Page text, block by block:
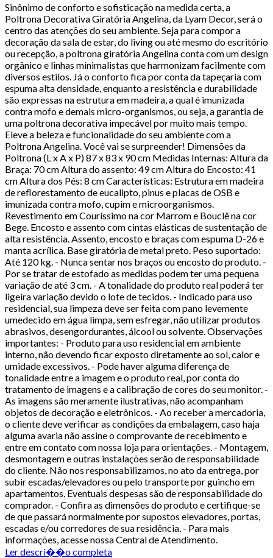
Sinônimo de conforto e sofisticação na medida certa, a
Poltrona Decorativa Giratória Angelina, da Lyam Decor, será o
centro das atenções do seu ambiente. Seja para compor a
decoração da sala de estar, do living ou até mesmo do escritório
ou recepção, a poltrona giratória Angelina conta com um design
orgânico e linhas minimalistas que harmonizam facilmente com
diversos estilos. Já o conforto fica por conta da tapeçaria com
espuma alta densidade, enquanto a resistência e durabilidade
são expressas na estrutura em madeira, a qual é imunizada
contra mofo e demais micro-organismos, ou seja, a garantia de
uma poltrona decorativa impecável por muito mais tempo.
Eleve a beleza e funcionalidade do seu ambiente com a
Poltrona Angelina. Você vai se surpreender! Dimensões da
Poltrona (L x A x P) 87 x 83 x 90 cm Medidas Internas: Altura da
Braça: 70 cm Altura do assento: 49 cm Altura do Encosto: 41
cm Altura dos Pés: 8 cm Características: Estrutura em madeira
de reflorestamento de eucalipto, pinus e placas de OSB e
imunizada contra mofo, cupim e microorganismos.
Revestimento em Couríssimo na cor Marrom e Bouclê na cor
Bege. Encosto e assento com cintas elásticas de sustentação de
alta resistência. Assento, encosto e braças com espuma D-26 e
manta acrílica. Base giratória de metal preto. Peso suportado:
Até 120 kg. - Nunca sentar nos braços ou encosto do produto. -
Por se tratar de estofado as medidas podem ter uma pequena
variação de até 3 cm. - A tonalidade do produto real poderá ter
ligeira variação devido o lote de tecidos. - Indicado para uso
residencial, sua limpeza deve ser feita com pano levemente
umedecido em água limpa, sem esfregar, não utilizar produtos
abrasivos, desengordurantes, álcool ou solvente. Observações
importantes: - Produto para uso residencial em ambiente
interno, não devendo ficar exposto diretamente ao sol, calor e
umidade excessivos. - Pode haver alguma diferença de
tonalidade entre a imagem e o produto real, por conta do
tratamento de imagens e a calibração de cores do seu monitor. -
As imagens são meramente ilustrativas, não acompanham
objetos de decoração e eletrônicos. - Ao receber a mercadoria,
o cliente deve verificar as condições da embalagem, caso haja
alguma avaria não assine o comprovante de recebimento e
entre em contato com nossa loja para orientações. - Montagem,
desmontagem e outras instalações serão de responsabilidade
do cliente. Não nos responsabilizamos, no ato da entrega, por
subir escadas/elevadores ou pelo transporte por guincho em
apartamentos. Eventuais despesas são de responsabilidade do
comprador. - Confira as dimensões do produto e certifique-se
de que passará normalmente por supostos elevadores, portas,
escadas e/ou corredores de sua residência. - Para mais
informações, acesse nossa Central de Atendimento.
Ler descri��o completa